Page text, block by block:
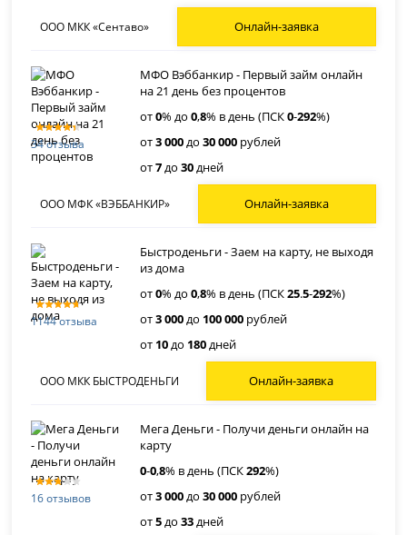
ООО МКК «Сентаво» Онлайн-заявка
34 отзыва
МФО Вэббанкир - Первый займ онлайн
на 21 день без процентов
от0% до0,8% в день (ПСК0-292%)
от3 000до30 000 рублей
от7до30дней
ООО МФК «ВЭББАНКИР» Онлайн-заявка
1144 отзыва
Быстроденьги - Заем на карту, не выходя
из дома
от0% до0,8% в день (ПСК25.5-292%)
от3 000до 100 000 рублей
от 10до 180дней
ООО МКК БЫСТРОДЕНЬГИ Онлайн-заявка
16 отзывов
Мега Деньги - Получи деньги онлайн на
карту
0-0,8% в день (ПСК292%)
от3 000до30 000 рублей
от5до33дней